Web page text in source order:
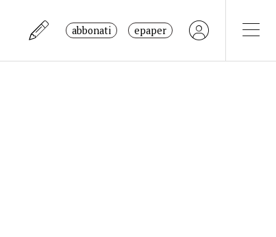
abbonati epaper